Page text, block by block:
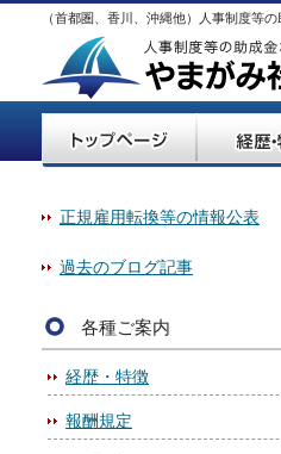
（首都圏、香川、沖縄他）人事制度等
正規雇用転換等の情報公表
過去のブログ記事
各種ご案内
経歴・特徴
報酬規定